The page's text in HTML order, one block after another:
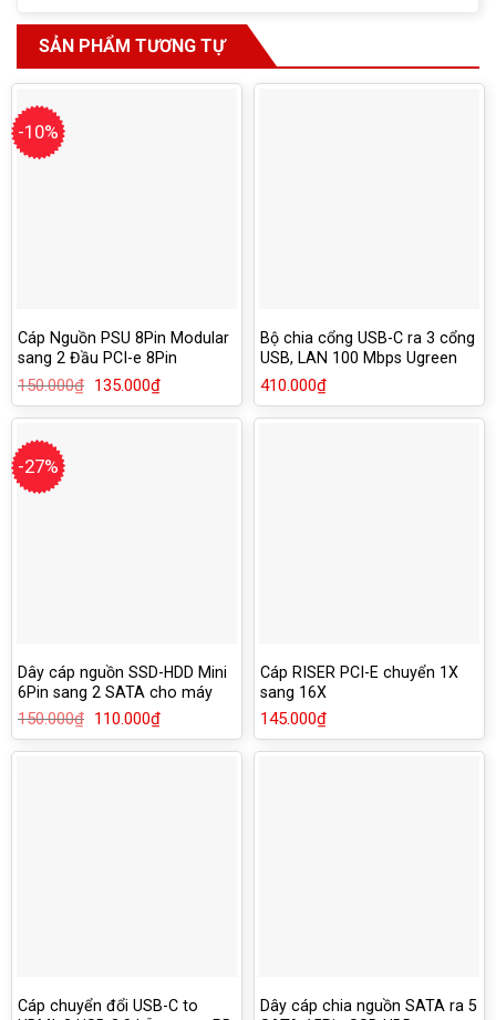
SẢN PHẨM TƯƠNG TỰ
-10%
Cáp Nguồn PSU 8Pin Modular
sang 2 Đầu PCI-e 8Pin
(6+2Pin)
150.000₫
Giá
là:
135.000₫Giá
hiện
tại
Bộ chia cổng USB-C ra 3 cổng
USB, LAN 100 Mbps Ugreen
30289
410.000₫
-27%
Dây cáp nguồn SSD-HDD Mini
6Pin sang 2 SATA cho máy
DELL 3653 3650 3655 3252
150.000₫
Giá
là:
110.000₫Giá
hiện
tại
Cáp RISER PCI-E chuyển 1X
sang 16X
145.000₫
Cáp chuyển đổi USB-C to
Dây cáp chia nguồn SATA ra 5